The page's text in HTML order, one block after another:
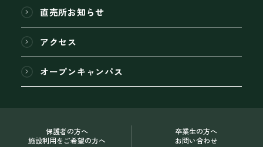
直売所お知らせ
アクセス
オープンキャンパス
保護者の方へ
卒業生の方へ
施設利用をご希望の方へ
お問い合わせ